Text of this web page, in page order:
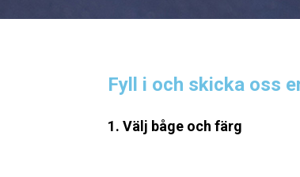
Fyll i och skicka oss
1. Välj båge och färg